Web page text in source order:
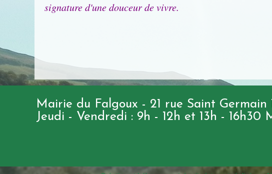
signature d'une douceur de vivre.
Mairie du Falgoux - 21 rue Saint
Jeudi - Vendredi : 9h - 12h et 13h - 16h30